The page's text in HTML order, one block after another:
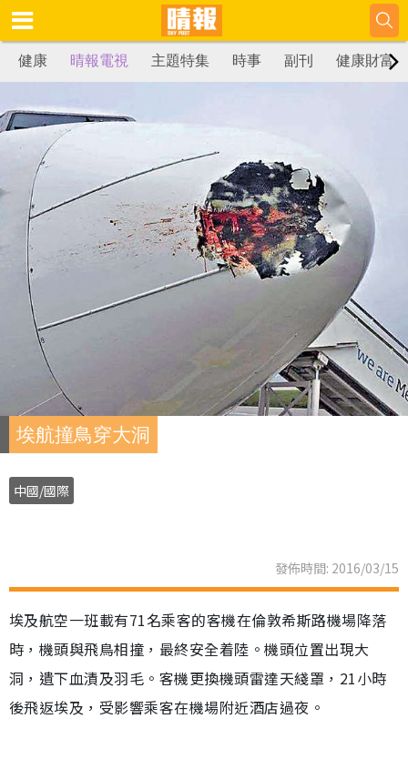
健康 晴報電視 主題特集 時事 副刊 健康財富
埃航撞鳥穿大洞
中國/國際
發佈時間: 2016/03/15
埃及航空一班載有71名乘客的客機在倫敦希斯路機場降落
時，機頭與飛鳥相撞，最終安全着陸。機頭位置出現大
洞，遺下血漬及羽毛。客機更換機頭雷達天綫罩，21小時
後飛返埃及，受影響乘客在機場附近酒店過夜。